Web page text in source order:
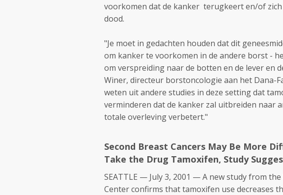
voorkomen dat de kanker terugkeert en/of
dood.
"Je moet in gedachten houden dat dit
om kanker te voorkomen in de andere borst -
om verspreiding naar de botten en de lever en
Winer, directeur borstoncologie aan het Dana-
weten uit andere studies in deze setting dat
verminderen dat de kanker zal uitbreiden naar
totale overleving verbetert."
Second Breast Cancers May Be More
Take the Drug Tamoxifen, Study
SEATTLE — July 3, 2001 — A new study from
Center confirms that tamoxifen use decreases